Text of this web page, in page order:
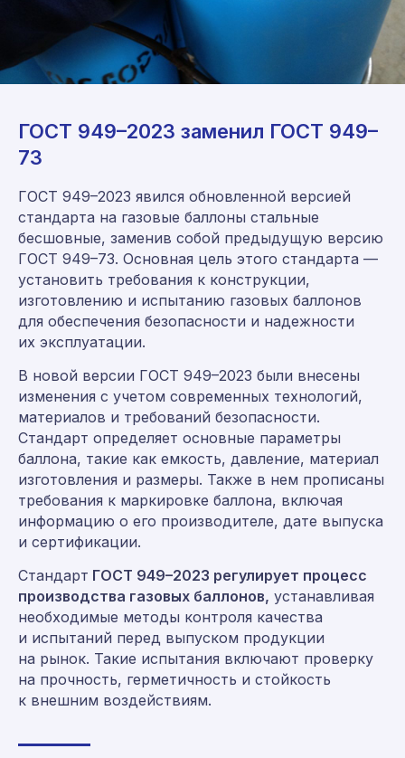
ГОСТ 949–2023 заменил ГОСТ 949–
73
ГОСТ 949–2023 явился обновленной версией
стандарта на газовые баллоны стальные
бесшовные, заменив собой предыдущую версию
ГОСТ 949–73. Основная цель этого стандарта —
установить требования к конструкции,
изготовлению и испытанию газовых баллонов
для обеспечения безопасности и надежности
их эксплуатации.
В новой версии ГОСТ 949–2023 были внесены
изменения с учетом современных технологий,
материалов и требований безопасности.
Стандарт определяет основные параметры
баллона, такие как емкость, давление, материал
изготовления и размеры. Также в нем прописаны
требования к маркировке баллона, включая
информацию о его производителе, дате выпуска
и сертификации.
Стандарт ГОСТ 949–2023 регулирует процесс
производства газовых баллонов, устанавливая
необходимые методы контроля качества
и испытаний перед выпуском продукции
на рынок. Такие испытания включают проверку
на прочность, герметичность и стойкость
к внешним воздействиям.
Консультация и заказ:
8 (800) 555-65-59
8 (495) 225-54-25
info@germes-gas.ru
germes-gas.ru
Заказать звонок